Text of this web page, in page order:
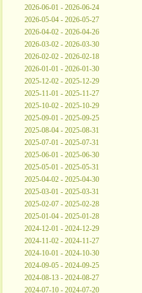
2026-06-01 - 2026-06-24
2026-05-04 - 2026-05-27
2026-04-02 - 2026-04-26
2026-03-02 - 2026-03-30
2026-02-02 - 2026-02-18
2026-01-01 - 2026-01-30
2025-12-02 - 2025-12-29
2025-11-01 - 2025-11-27
2025-10-02 - 2025-10-29
2025-09-01 - 2025-09-25
2025-08-04 - 2025-08-31
2025-07-01 - 2025-07-31
2025-06-01 - 2025-06-30
2025-05-01 - 2025-05-31
2025-04-02 - 2025-04-30
2025-03-01 - 2025-03-31
2025-02-07 - 2025-02-28
2025-01-04 - 2025-01-28
2024-12-01 - 2024-12-29
2024-11-02 - 2024-11-27
2024-10-01 - 2024-10-30
2024-09-05 - 2024-09-25
2024-08-13 - 2024-08-27
2024-07-10 - 2024-07-20